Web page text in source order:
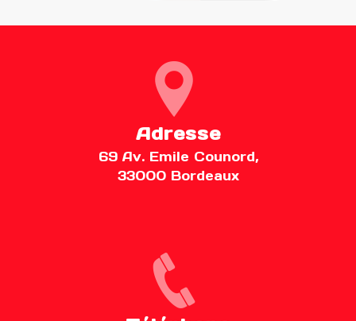
Adresse
69 Av. Emile Counord,
33000 Bordeaux